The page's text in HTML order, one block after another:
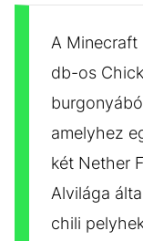
A Minecraft
db-os
amelyhez
két Nether
Alvilága
chili